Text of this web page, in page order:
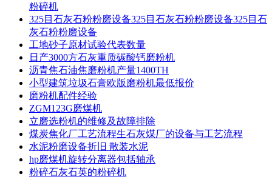
粉碎机
325目石灰石粉粉磨设备325目石灰石粉粉磨设备325目石
灰石粉粉磨设备
工地砂子原材试验代表数量
日产3000方石灰重质碳酸钙磨粉机
沥青焦石油焦磨粉机产量1400TH
小型建筑垃圾石膏欧版磨粉机最低报价
磨粉机配件经验
ZGM123G磨煤机
立磨选粉机的维修及故障排除
煤炭焦化厂工艺流程生石灰煤厂的设备与工艺流程
水泥粉磨设备折旧 散装水泥
hp磨煤机旋转分离器包括轴承
粉碎石灰石英的粉碎机